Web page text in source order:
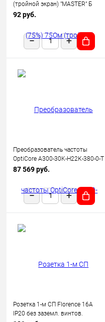
(тройной экран) "MASTER" Б
(уп.100м) Rexant 01-2241
92 руб.
Преобразователь частоты
OptiCore A300-30K-Н22К-380-0-Т
КЭАЗ 342664
87 569 руб.
Розетка 1-м СП Florence 16А
IP20 без заземл. винтов.